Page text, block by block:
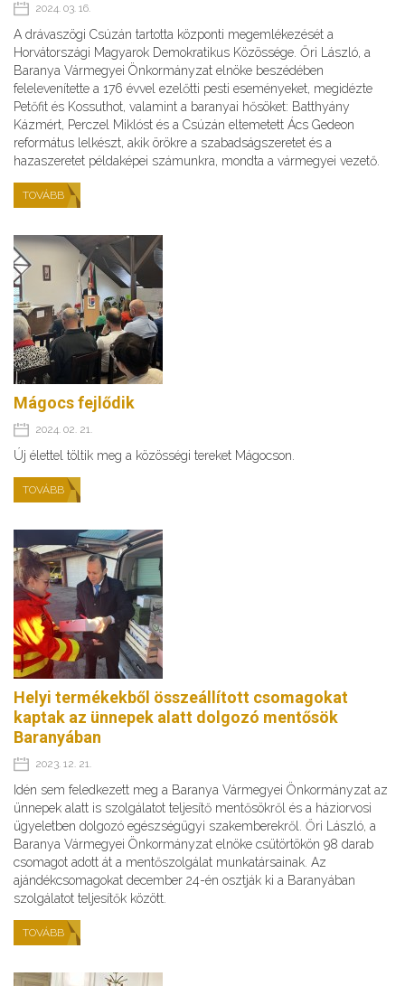
2024. 03. 16.
A drávaszögi Csúzán tartotta központi megemlékezését a
Horvátországi Magyarok Demokratikus Közössége. Őri László, a
Baranya Vármegyei Önkormányzat elnöke beszédében
felelevenítette a 176 évvel ezelőtti pesti eseményeket, megidézte
Petőfit és Kossuthot, valamint a baranyai hősöket: Batthyány
Kázmért, Perczel Miklóst és a Csúzán eltemetett Ács Gedeon
református lelkészt, akik örökre a szabadságszeretet és a
hazaszeretet példaképei számunkra, mondta a vármegyei vezető.
TOVÁBB
Mágocs fejlődik
2024. 02. 21.
Új élettel töltik meg a közösségi tereket Mágocson.
TOVÁBB
Helyi termékekből összeállított csomagokat
kaptak az ünnepek alatt dolgozó mentősök
Baranyában
2023. 12. 21.
Idén sem feledkezett meg a Baranya Vármegyei Önkormányzat az
ünnepek alatt is szolgálatot teljesítő mentősökről és a háziorvosi
ügyeletben dolgozó egészségügyi szakemberekről. Őri László, a
Baranya Vármegyei Önkormányzat elnöke csütörtökön 98 darab
csomagot adott át a mentőszolgálat munkatársainak. Az
ajándékcsomagokat december 24-én osztják ki a Baranyában
szolgálatot teljesítők között.
TOVÁBB